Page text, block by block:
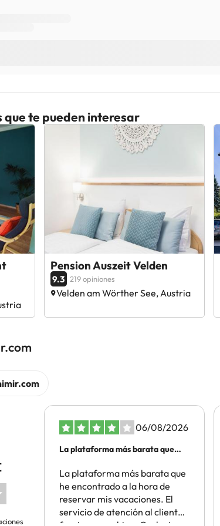
te pueden interesar
Pension Auszeit Velden
9.3 219 opiniones
Velden am Wörther See, Austria
06/08/2026
La plataforma más barata que
La plataforma más barata que
he encontrado a la hora de
reservar mis vacaciones. El
servicio de atención al cliente